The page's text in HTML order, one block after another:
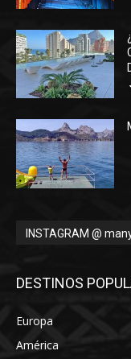
INSTAGRAM @
DESTINOS
Europa
América